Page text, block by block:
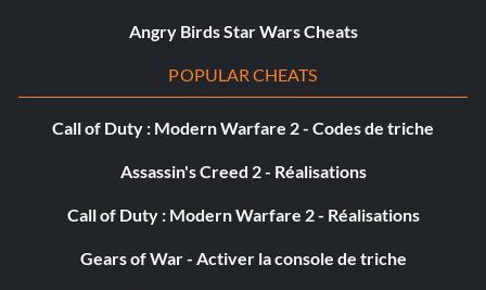
Angry Birds Star Wars Cheats
POPULAR CHEATS
Call of Duty : Modern Warfare 2 - Codes de triche
Assassin's Creed 2 - Réalisations
Call of Duty : Modern Warfare 2 - Réalisations
Gears of War - Activer la console de triche